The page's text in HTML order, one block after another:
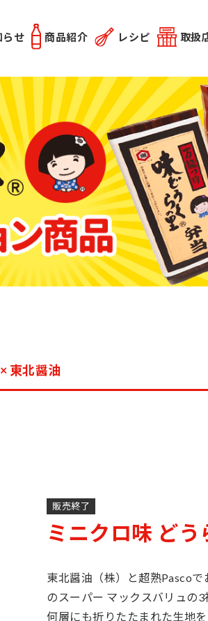
らせ 商品紹介
あま塩醤油 秋田姫美人
レシピ
料理勉強会
取扱
佐竹会長のお話 関連記事
instagram
東北醤油
販売終了
ミニクロ味 どう
東北醤油（株）と超熟Pasco
のスーパー マックスバリュの
何層にも折りたたまれた生地